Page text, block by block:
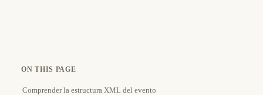
ON THIS PAGE
Comprender la estructura XML del evento